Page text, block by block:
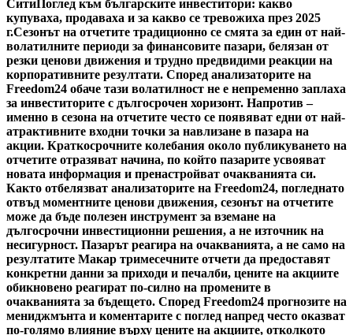
СитиПоглед към българските инвеститори: какво
купуваха, продаваха и за какво се тревожиха през 2025
г.Сезонът на отчетите традиционно се смята за един от най-
волатилните периоди за финансовите пазари, белязан от
резки ценови движения и трудно предвидими реакции на
корпоративните резултати. Според анализаторите на
Freedom24 обаче тази волатилност не е непременно заплаха
за инвеститорите с дългосрочен хоризонт. Напротив –
именно в сезона на отчетите често се появяват едни от най-
атрактивните входни точки за навлизане в пазара на
акции. Краткосрочните колебания около публикуването на
отчетите отразяват начина, по който пазарите усвояват
новата информация и пренастройват очакванията си.
Както отбелязват анализаторите на Freedom24, погледнато
отвъд моментните ценови движения, сезонът на отчетите
може да бъде полезен инструмент за вземане на
дългосрочни инвестиционни решения, а не източник на
несигурност. Пазарът реагира на очакванията, а не само на
резултатите Макар тримесечните отчети да предоставят
конкретни данни за приходи и печалби, цените на акциите
обикновено реагират по-силно на промените в
очакванията за бъдещето. Според Freedom24 прогнозите на
мениджмънта и коментарите с поглед напред често оказват
по-голямо влияние върху цените на акциите, отколкото